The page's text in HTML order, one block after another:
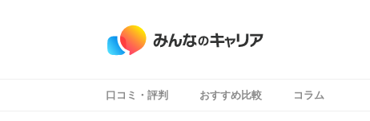
口コミ・評判 おすすめ比較 コラム